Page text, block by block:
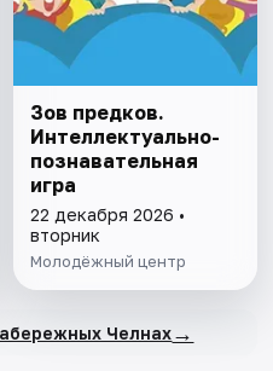
Зов предков.
Интеллектуально-
познавательная
игра
22 декабря 2026 •
вторник
Молодёжный центр
Челнах→